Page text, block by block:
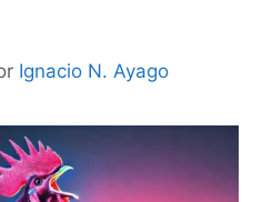
Ignacio N. Ayago